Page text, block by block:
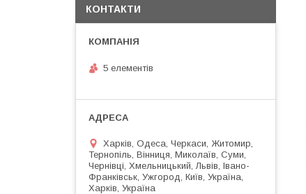
КОНТАКТИ
5 елементів
Харків, Одеса, Черкаси, Житомир,
Тернопіль, Вінниця, Миколаїв, Суми,
Чернівці, Хмельницький, Львів, Івано-
Франківськ, Ужгород, Київ, Україна,
Харків, Україна